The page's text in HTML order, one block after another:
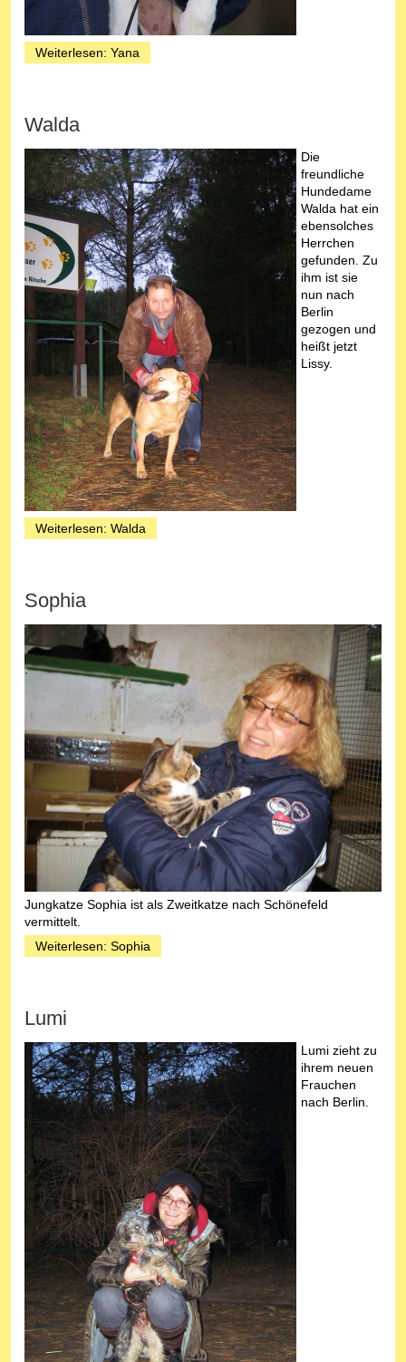
Weiterlesen: Yana
Walda
Die
freundliche
Hundedame
Walda hat ein
ebensolches
Herrchen
gefunden. Zu
ihm ist sie
nun nach
Berlin
gezogen und
heißt jetzt
Lissy.
Weiterlesen: Walda
Sophia
Jungkatze Sophia ist als Zweitkatze nach Schönefeld
vermittelt.
Weiterlesen: Sophia
Lumi
Lumi zieht zu
ihrem neuen
Frauchen
nach Berlin.